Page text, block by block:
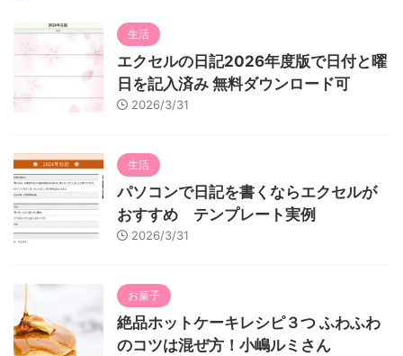
生活
エクセルの日記2026年度版で日付と曜
日を記入済み 無料ダウンロード可
2026/3/31
生活
パソコンで日記を書くならエクセルが
おすすめ テンプレート実例
2026/3/31
お菓子
絶品ホットケーキレシピ３つ ふわふわ
のコツは混ぜ方！小嶋ルミさん